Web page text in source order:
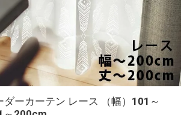
ーカーテン レース （幅）101～